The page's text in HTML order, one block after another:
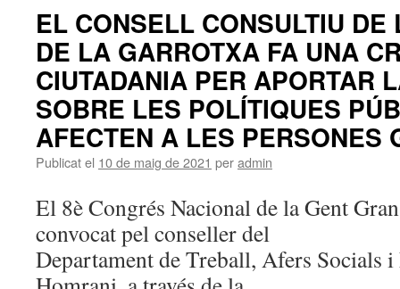
juny:
Dia
Mundial
de
la
Presa
de
Consciència
sobre
el
les
EL CONSELL CONSULTIU DE
DE LA GARROTXA FA UNA
CIUTADANIA PER APORTAR
SOBRE LES POLÍTIQUES
AFECTEN A LES PERSONES
Publicat el 10 de maig de 2021 peradmin
El 8è Congrés Nacional de la Gent
convocat pel conseller del
Departament de Treball, Afers Socials